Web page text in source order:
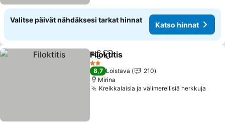
Valitse päivät nähdäksesi tarkat hinnat
Katso hinnat
Jaa Lisää suosikkeihin
Filoktitis
2 Tähtiluokitus
8,7 Loistava
210
Mirina
Kreikkalaisia ja välimerellisiä herkkuja